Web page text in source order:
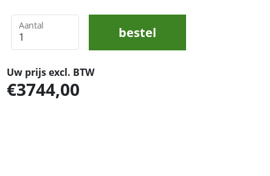
Aantal bestel
Uw prijs excl. BTW
3744,00